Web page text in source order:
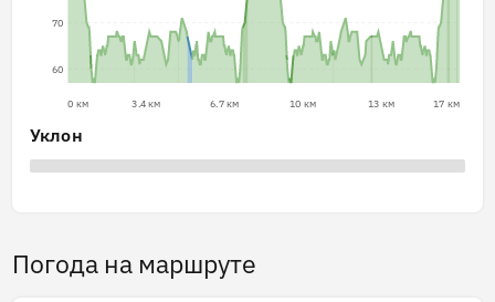
60
70
0 км 3.4 км 6.7 км 10 км 13 км 17 км
Уклон
Погода на маршруте